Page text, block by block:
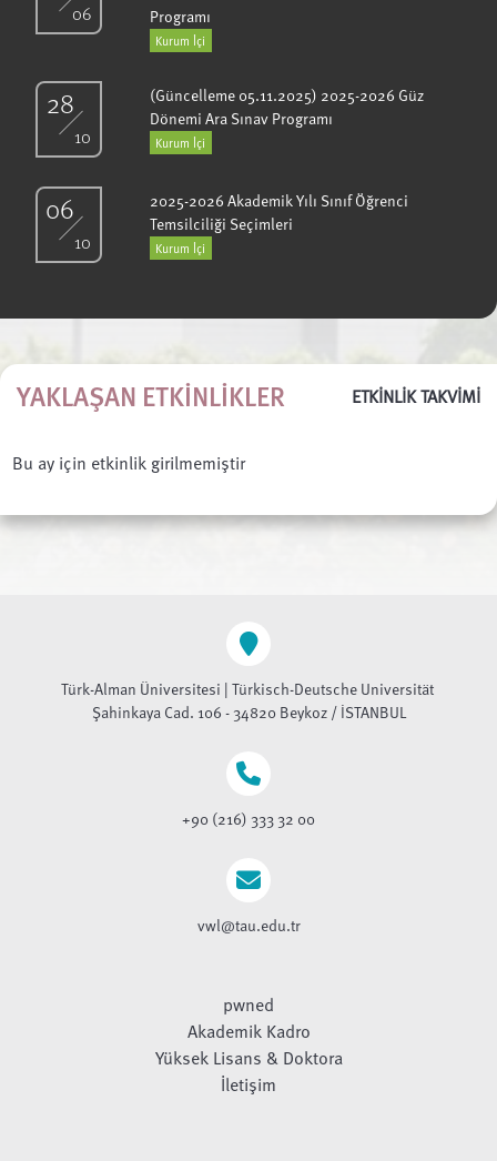
06
Programı
Kurum İçi
28
10
(Güncelleme 05.11.2025) 2025-2026 Güz
Dönemi Ara Sınav Programı
Kurum İçi
06
10
2025-2026 Akademik Yılı Sınıf Öğrenci
Temsilciliği Seçimleri
Kurum İçi
YAKLAŞAN ETKINLIKLER ETKİNLİK TAKVİMİ
Bu ay için etkinlik girilmemiştir
Türk-Alman Üniversitesi | Türkisch-Deutsche Universität
Şahinkaya Cad. 106 - 34820 Beykoz / İSTANBUL
+90 (216) 333 32 00
vwl@tau.edu.tr
pwned
Akademik Kadro
Yüksek Lisans & Doktora
İletişim